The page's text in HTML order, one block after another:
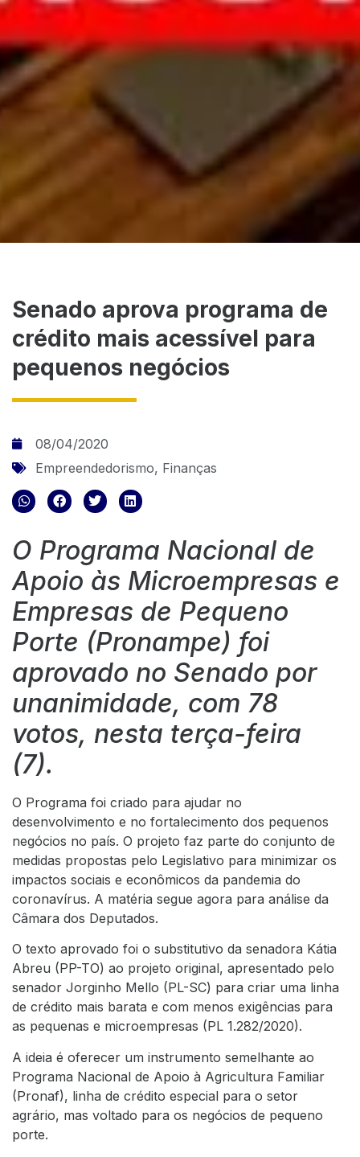
Senado aprova programa de
crédito mais acessível para
pequenos negócios
08/04/2020
Empreendedorismo, Finanças
O Programa Nacional de
Apoio às Microempresas e
Empresas de Pequeno
Porte (Pronampe) foi
aprovado no Senado por
unanimidade, com 78
votos, nesta terça-feira
(7).
O Programa foi criado para ajudar no
desenvolvimento e no fortalecimento dos pequenos
negócios no país. O projeto faz parte do conjunto de
medidas propostas pelo Legislativo para minimizar os
impactos sociais e econômicos da pandemia do
coronavírus. A matéria segue agora para análise da
Câmara dos Deputados.
O texto aprovado foi o substitutivo da senadora Kátia
Abreu (PP-TO) ao projeto original, apresentado pelo
senador Jorginho Mello (PL-SC) para criar uma linha
de crédito mais barata e com menos exigências para
as pequenas e microempresas (PL 1.282/2020).
A ideia é oferecer um instrumento semelhante ao
Programa Nacional de Apoio à Agricultura Familiar
(Pronaf), linha de crédito especial para o setor
agrário, mas voltado para os negócios de pequeno
porte.